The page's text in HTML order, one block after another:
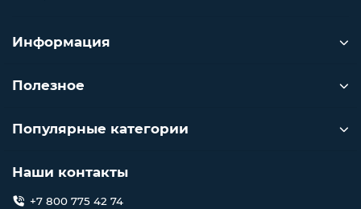
Информация
Полезное
Популярные категории
Наши контакты
+7 800 775 42 74